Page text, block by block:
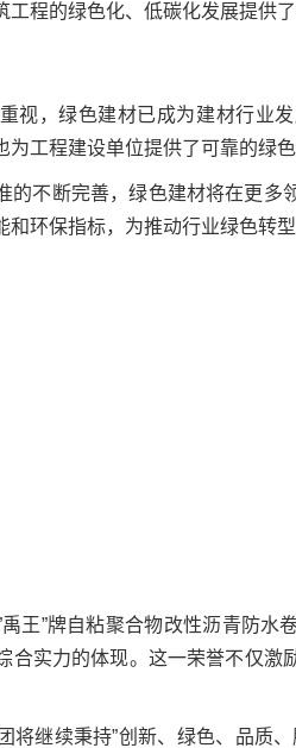
程的绿色化、低碳化发展提供了
视，绿色建材已成为建材行业
工程建设单位提供了可靠的绿色
的不断完善，绿色建材将在更多
环保指标，为推动行业绿色转
王”牌自粘聚合物改性沥青防水
合实力的体现。这一荣誉不仅
将继续秉持”创新、绿色、品质